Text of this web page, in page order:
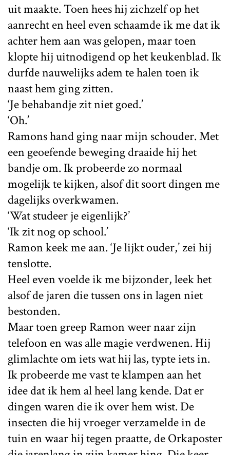
uit maakte. Toen hees hij zichzelf op het
aanrecht en heel even schaamde ik me dat ik
achter hem aan was gelopen, maar toen
klopte hij uitnodigend op het keukenblad. Ik
durfde nauwelijks adem te halen toen ik
naast hem ging zitten.
‘Je behabandje zit niet goed.’
‘Oh.’
Ramons hand ging naar mijn schouder. Met
een geoefende beweging draaide hij het
bandje om. Ik probeerde zo normaal
mogelijk te kijken, alsof dit soort dingen me
dagelijks overkwamen.
‘Wat studeer je eigenlijk?’
‘Ik zit nog op school.’
Ramon keek me aan. ‘Je lijkt ouder,’ zei hij
tenslotte.
Heel even voelde ik me bijzonder, leek het
alsof de jaren die tussen ons in lagen niet
bestonden.
Maar toen greep Ramon weer naar zijn
telefoon en was alle magie verdwenen. Hij
glimlachte om iets wat hij las, typte iets in.
Ik probeerde me vast te klampen aan het
idee dat ik hem al heel lang kende. Dat er
dingen waren die ik over hem wist. De
insecten die hij vroeger verzamelde in de
tuin en waar hij tegen praatte, de Orkaposter